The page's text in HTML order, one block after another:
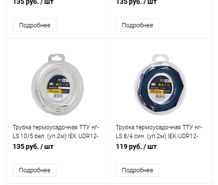
Подробнее Подробнее
Трубка термоусадочная ТТУ нг-
LS 10/5 бел. (уп.2м) IEK UDR12-
010-005-002-K01-T
135 руб. / шт
Подробнее
Трубка термоусадочная ТТУ нг-
LS 8/4 син. (уп.2м) IEK UDR12-
008-004-002-K07-T
119 руб. / шт
Подробнее